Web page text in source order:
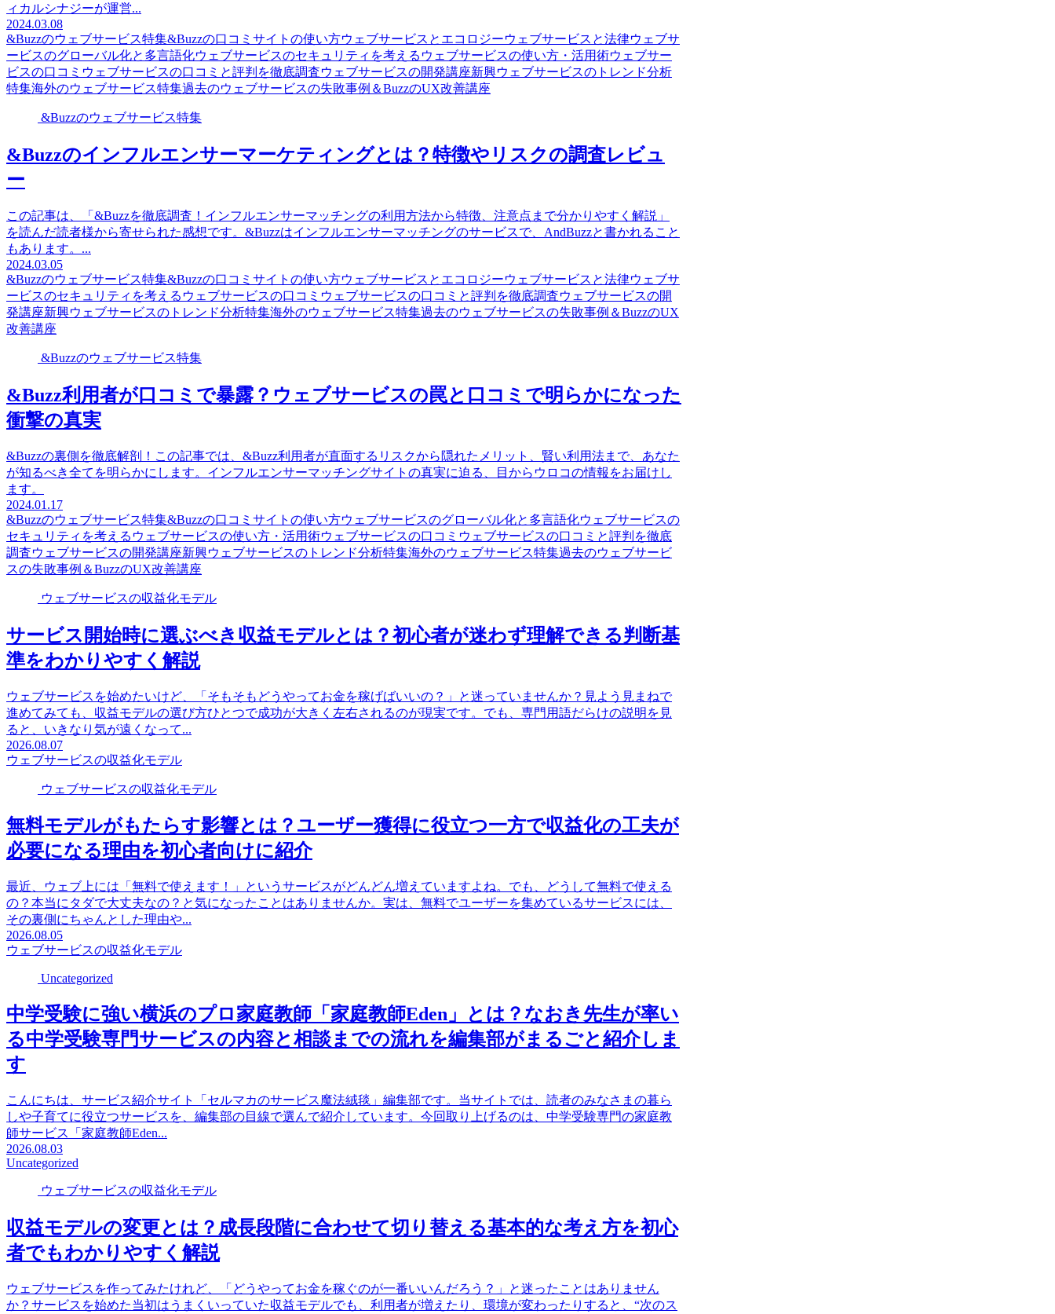
ィカルシナジーが運営...
2024.03.08
&Buzzのウェブサービス特集&Buzzの口コミサイトの使い方ウェブサービスとエコロジーウェブサービスと法律ウェブサ
ービスのグローバル化と多言語化ウェブサービスのセキュリティを考える ウェブサービスの使い方・活用術ウェブサー
ビスの口コミ ウェブサービスの口コミと評判を徹底調査ウェブサービスの開発講座新興ウェブサービスのトレンド分析
特集海外のウェブサービス特集過去のウェブサービスの失敗事例 ＆BuzzのUX改善講座
&Buzzのウェブサービス特集
&Buzzのインフルエンサーマーケティングとは？特徴やリスクの調査レビュ
ー
この記事は、「&Buzzを徹底調査！インフルエンサーマッチングの利用方法から特徴、注意点まで分かりやすく解説」
を読んだ読者様から寄せられた感想です。&Buzzはインフルエンサーマッチングのサービスで、AndBuzzと書かれること
もあります。...
2024.03.05
&Buzzのウェブサービス特集&Buzzの口コミサイトの使い方ウェブサービスとエコロジーウェブサービスと法律ウェブサ
ービスのセキュリティを考える ウェブサービスの口コミ ウェブサービスの口コミと評判を徹底調査ウェブサービスの開
発講座新興ウェブサービスのトレンド分析特集海外のウェブサービス特集過去のウェブサービスの失敗事例 ＆BuzzのUX
改善講座
&Buzzのウェブサービス特集
&Buzz利用者が口コミで暴露？ウェブサービスの罠と口コミで明らかになった
衝撃の真実
&Buzzの裏側を徹底解剖！この記事では、&Buzz利用者が直面するリスクから隠れたメリット、賢い利用法まで、あなた
が知るべき全てを明らかにします。インフルエンサーマッチングサイトの真実に迫る、目からウロコの情報をお届けし
ます。
2024.01.17
&Buzzのウェブサービス特集&Buzzの口コミサイトの使い方ウェブサービスのグローバル化と多言語化ウェブサービスの
セキュリティを考える ウェブサービスの使い方・活用術ウェブサービスの口コミ ウェブサービスの口コミと評判を徹底
調査ウェブサービスの開発講座新興ウェブサービスのトレンド分析特集海外のウェブサービス特集過去のウェブサービ
スの失敗事例 ＆BuzzのUX改善講座
ウェブサービスの収益化モデル
サービス開始時に選ぶべき収益モデルとは？初心者が迷わず理解できる判断基
準をわかりやすく解説
ウェブサービスを始めたいけど、「そもそもどうやってお金を稼げばいいの？」と迷っていませんか？見よう見まねで
進めてみても、収益モデルの選び方ひとつで成功が大きく左右されるのが現実です。でも、専門用語だらけの説明を見
ると、いきなり気が遠くなって...
2026.08.07
ウェブサービスの収益化モデル
ウェブサービスの収益化モデル
無料モデルがもたらす影響とは？ユーザー獲得に役立つ一方で収益化の工夫が
必要になる理由を初心者向けに紹介
最近、ウェブ上には「無料で使えます！」というサービスがどんどん増えていますよね。でも、どうして無料で使える
の？本当にタダで大丈夫なの？と気になったことはありませんか。実は、無料でユーザーを集めているサービスには、
その裏側にちゃんとした理由や...
2026.08.05
ウェブサービスの収益化モデル
Uncategorized
中学受験に強い横浜のプロ家庭教師「家庭教師Eden」とは？なおき先生が率い
る中学受験専門サービスの内容と相談までの流れを編集部がまるごと紹介しま
す
こんにちは、サービス紹介サイト「セルマカのサービス魔法絨毯」編集部です。当サイトでは、読者のみなさまの暮ら
しや子育てに役立つサービスを、編集部の目線で選んで紹介しています。今回取り上げるのは、中学受験専門の家庭教
師サービス「家庭教師Eden...
2026.08.03
Uncategorized
ウェブサービスの収益化モデル
収益モデルの変更とは？成長段階に合わせて切り替える基本的な考え方を初心
者でもわかりやすく解説
ウェブサービスを作ってみたけれど、「どうやってお金を稼ぐのが一番いいんだろう？」と迷ったことはありません
か？サービスを始めた当初はうまくいっていた収益モデルでも、利用者が増えたり、環境が変わったりすると、“次のス